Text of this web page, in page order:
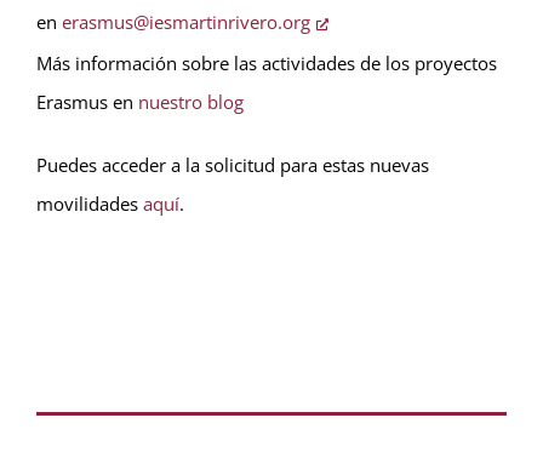
en erasmus@iesmartinrivero.org
Más información sobre las actividades de los proyectos
Erasmus en nuestro blog
Puedes acceder a la solicitud para estas nuevas
movilidades aquí.